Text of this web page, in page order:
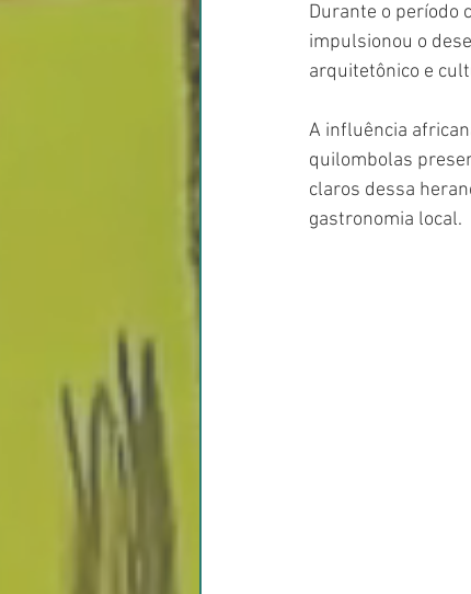
Durante o período
impulsionou o
arquitetônico e
A influência
quilombolas
claros dessa
gastronomia local.